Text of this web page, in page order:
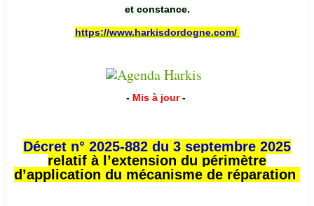
et constance.
https://www.harkisdordogne.com/
- Mis à jour -
Décret n° 2025-882 du 3 septembre 2025
relatif à l’extension du périmètre
d’application du mécanisme de réparation